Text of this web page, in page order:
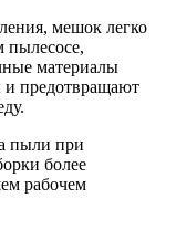
мешок легко
пылесосе,
материалы
и предотвращают
пыли при
более
рабочем